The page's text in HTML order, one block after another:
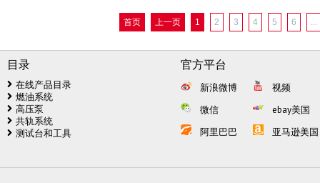
首页 上一页 1 2 3 4 5 6 ...
目录
在线产品目录
燃油系统
高压泵
共轨系统
测试台和工具
官方平台
新浪微博
视频
微信
ebay美国
阿里巴巴
亚马逊美国